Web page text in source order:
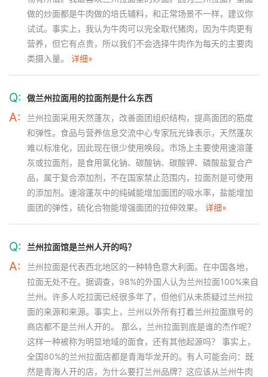
做的炒面都是牛肉做的培氏辅料，和正常场景不一样，建议你
试试。事实上，我认为牛肉可以完全取代猪肉，因为牛肉更有
营养，但它有点贵，所以我们不会选择牛肉作为每天的主要肉
类摄入量。 详细»
Q: 做兰州拉面用的拉面剂是什么东西
A:
兰州拉面采用天然蓬灰，改善面团组织结构，提高面团的筋度
和弹性。食品与营养信息交流中心专家阮光锋表示，天然蓬灰
难以标准化，因此现在很少使用唤段。市场上主要使用速溶蓬
灰或拉面剂，是食用氯化钠、碳酸钠、碳酸钾、磷酸盐复合产
品，属于复合添加剂，不在国家禁止范围内，拉面剂是可使用
的添加剂。速溶蓬灰中的纯碱能增加面团的吸水率，盐能增加
面团的弹性，硫化合物能增强面团的拉伸效果。 详细»
Q: 兰州拉面馆是兰州人开的吗？
A:
兰州拉面是代表西北地区的一种特色意大利面。在中国各地，
拉面无处不在。据调查，98%的外国人认为兰州拉面100%来自
兰州。许多人吃拉面已经很多年了，但他们从未质疑过兰州拉
面的来源和来源。事实上，兰州以外所有打着兰州拉面旗号的
商店都不是兰州人开的。 那么，兰州拉面到底是谁的杰作呢？
这样一种被称为明显地域的面食，还有其他起源吗？ 事实上，
全国80%的兰州拉面店都是青海华龙开的。有人可能会问：既
然是青海人开的店，为什么要打兰州品牌？这应该从兰州牛肉